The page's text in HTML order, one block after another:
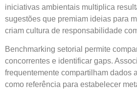
iniciativas ambientais multiplica
sugestões que premiam ideias para
criam cultura de responsabilidade
Benchmarking setorial permite
concorrentes e identificar gaps.
frequentemente compartilham dados
como referência para estabelecer